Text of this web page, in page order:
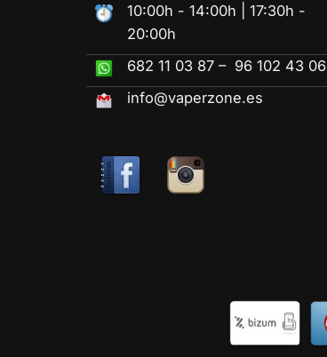
10:00h - 14:00h | 17:30h -
20:00h
682 11 03 87 – 96 102 43 06
info@vaperzone.es